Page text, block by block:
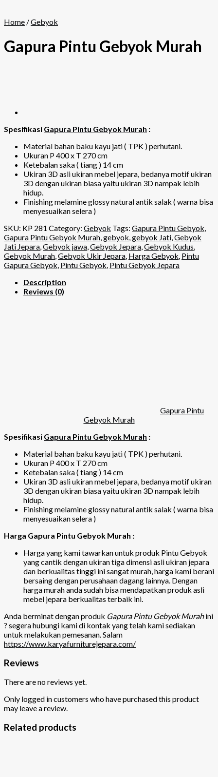
Home /Gebyok
Gapura Pintu Gebyok Murah
Spesifikasi Gapura Pintu Gebyok Murah :
Material bahan baku kayu jati ( TPK ) perhutani.
Ukuran P 400 x T 270 cm
Ketebalan saka ( tiang ) 14 cm
Ukiran 3D asli ukiran mebel jepara, bedanya motif ukiran
3D dengan ukiran biasa yaitu ukiran 3D nampak lebih
hidup.
Finishing melamine glossy natural antik salak ( warna bisa
menyesuaikan selera )
SKU: KP 281 Category: Gebyok Tags: Gapura Pintu Gebyok,
Gapura Pintu Gebyok Murah,gebyok,gebyok Jati,Gebyok
Jati Jepara,Gebyok jawa,Gebyok Jepara,Gebyok Kudus,
Gebyok Murah,Gebyok Ukir Jepara, Harga Gebyok, Pintu
Gapura Gebyok, Pintu Gebyok, Pintu Gebyok Jepara
Description
Reviews (0)
Gapura Pintu
Gebyok Murah
Spesifikasi Gapura Pintu Gebyok Murah :
Material bahan baku kayu jati ( TPK ) perhutani.
Ukuran P 400 x T 270 cm
Ketebalan saka ( tiang ) 14 cm
Ukiran 3D asli ukiran mebel jepara, bedanya motif ukiran
3D dengan ukiran biasa yaitu ukiran 3D nampak lebih
hidup.
Finishing melamine glossy natural antik salak ( warna bisa
menyesuaikan selera )
Harga Gapura Pintu Gebyok Murah :
Harga yang kami tawarkan untuk produk Pintu Gebyok
yang cantik dengan ukiran tiga dimensi asli ukiran jepara
dan berkualitas tinggi ini sangat murah, harga kami berani
bersaing dengan perusahaan dagang lainnya. Dengan
harga murah anda sudah bisa mendapatkan produk asli
mebel jepara berkualitas terbaik ini.
Anda berminat dengan produk Gapura Pintu Gebyok Murahini
? segera hubungi kami di kontak yang telah kami sediakan
untuk melakukan pemesanan. Salam
https://www.karyafurniturejepara.com/
Reviews
There are no reviews yet.
Only logged in customers who have purchased this product
may leave a review.
Related products